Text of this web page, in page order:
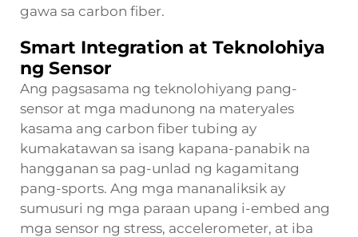
gawa sa carbon fiber.
Smart Integration at Teknolohiya
ng Sensor
Ang pagsasama ng teknolohiyang pang-
sensor at mga madunong na materyales
kasama ang carbon fiber tubing ay
kumakatawan sa isang kapana-panabik na
hangganan sa pag-unlad ng kagamitang
pang-sports. Ang mga mananaliksik ay
sumusuri ng mga paraan upang i-embed ang
mga sensor ng stress, accelerometer, at iba